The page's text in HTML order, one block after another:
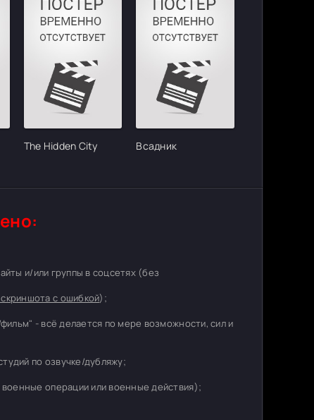
The Hidden City Всадник
и/или группы в соцсетях (без
с ошибкой);
- всё делается по мере возможности, сил и
по озвучке/дубляжу;
операции или военные действия);